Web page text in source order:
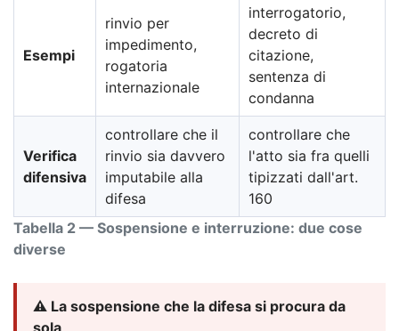
Tabella 2 — Sospensione e interruzione: due cose
diverse
Esempi
rinvio per
impedimento,
rogatoria
internazionale
interrogatorio,
decreto di
citazione,
sentenza di
condanna
Verifica
difensiva
controllare che il
rinvio sia davvero
imputabile alla
difesa
controllare che
l'atto sia fra quelli
tipizzati dall'art.
160
⚠️ La sospensione che la difesa si procura da
sola